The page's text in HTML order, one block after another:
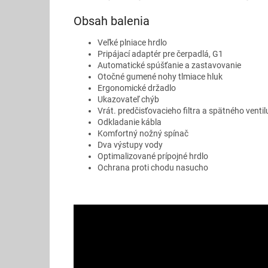
Obsah balenia
Veľké plniace hrdlo
Pripájací adaptér pre čerpadlá, G1
Automatické spúšťanie a zastavovanie
Otočné gumené nohy tlmiace hluk
Ergonomické držadlo
Ukazovateľ chýb
Vrát. predčisťovacieho filtra a spätného
Odkladanie kábla
Komfortný nožný spínač
Dva výstupy vody
Optimalizované prípojné hrdlo
Ochrana proti chodu nasucho